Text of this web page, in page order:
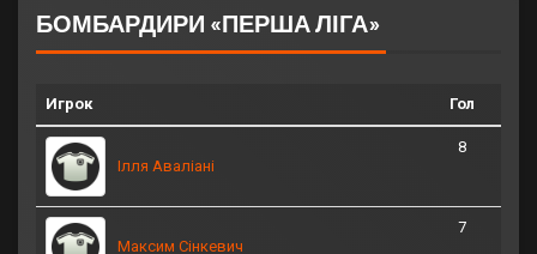
БОМБАРДИРИ «ПЕРША ЛІГА»
Игрок Гол
Ілля Аваліані
8
Максим Сінкевич
7